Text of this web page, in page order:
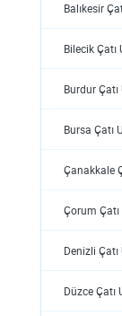
Balıkesir
Bilecik Çatı
Burdur Çatı
Bursa Çatı
Çanakkale
Çorum Çatı
Denizli Çatı
Düzce Çatı